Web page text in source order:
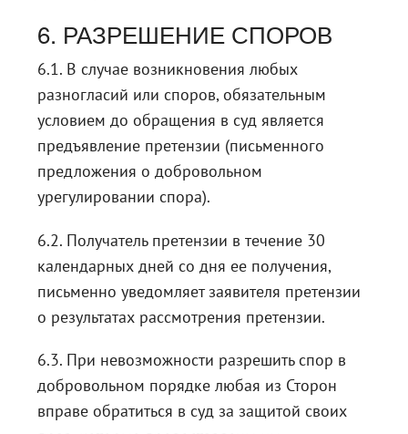
6. РАЗРЕШЕНИЕ СПОРОВ
6.1. В случае возникновения любых
разногласий или споров, обязательным
условием до обращения в суд является
предъявление претензии (письменного
предложения о добровольном
урегулировании спора).
6.2. Получатель претензии в течение 30
календарных дней со дня ее получения,
письменно уведомляет заявителя претензии
о результатах рассмотрения претензии.
6.3. При невозможности разрешить спор в
добровольном порядке любая из Сторон
вправе обратиться в суд за защитой своих